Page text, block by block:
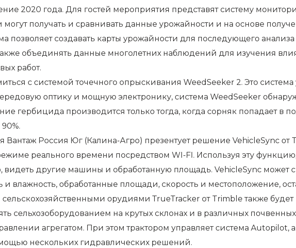
2020 года. Для гостей мероприятия представят систему
получать и сравнивать данные урожайности и на основе
позволяет создавать карты урожайности для последующего
объединять данные многолетних наблюдений для изучения
работ.
с системой точечного опрыскивания WeedSeeker 2. Это
оптику и мощную электронику, система WeedSeeker
гербицида производится только тогда, когда сорняк попадает в
Вантаж Россия Юг (Калина-Агро) презентует решение VehicleSync
реального времени посредством WI-FI. Используя эту
другие машины и обработанную площадь. VehicleSync может
влажность, обработанные площади, скорость и местоположение,
орудиями ТrueТracker от Trimble также будет
сельхозоборудованием на крутых склонах и в различных
агрегатом. При этом трактором управляет система Autopilot,
нескольких гидравлических решений.